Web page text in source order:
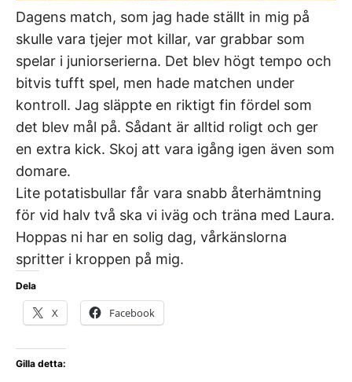
Dagens match, som jag hade ställt in mig på
skulle vara tjejer mot killar, var grabbar som
spelar i juniorserierna. Det blev högt tempo och
bitvis tufft spel, men hade matchen under
kontroll. Jag släppte en riktigt fin fördel som
det blev mål på. Sådant är alltid roligt och ger
en extra kick. Skoj att vara igång igen även som
domare.
Lite potatisbullar får vara snabb återhämtning
för vid halv två ska vi iväg och träna med Laura.
Hoppas ni har en solig dag, vårkänslorna
spritter i kroppen på mig.
Dela
X Facebook
Gilla detta: